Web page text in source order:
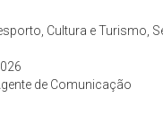
Cultura e Turismo,
de Comunicação